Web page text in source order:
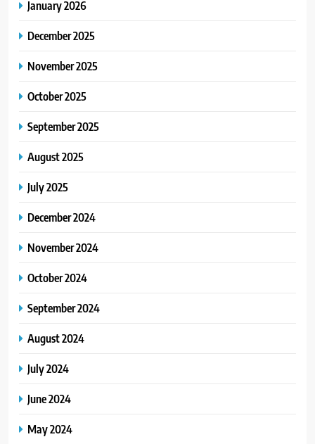
January 2026
December 2025
November 2025
October 2025
September 2025
August 2025
July 2025
December 2024
November 2024
October 2024
September 2024
August 2024
July 2024
June 2024
May 2024